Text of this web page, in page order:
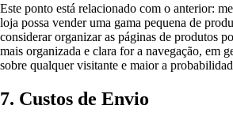
Este ponto está relacionado com o anterior:
loja possa vender uma gama pequena de
considerar organizar as páginas de produtos
mais organizada e clara for a navegação, em
sobre qualquer visitante e maior a
7. Custos de Envio